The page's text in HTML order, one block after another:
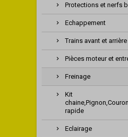
Protections et nerfs
Echappement
Trains avant et arrière
Pièces moteur et
Freinage
Kit
rapide
Eclairage